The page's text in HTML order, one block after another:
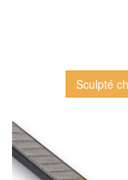
Sculpté